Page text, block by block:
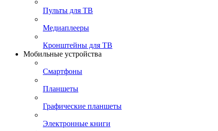
Пульты для ТВ
Медиаплееры
Кронштейны для ТВ
Мобильные устройства
Смартфоны
Планшеты
Графические планшеты
Электронные книги